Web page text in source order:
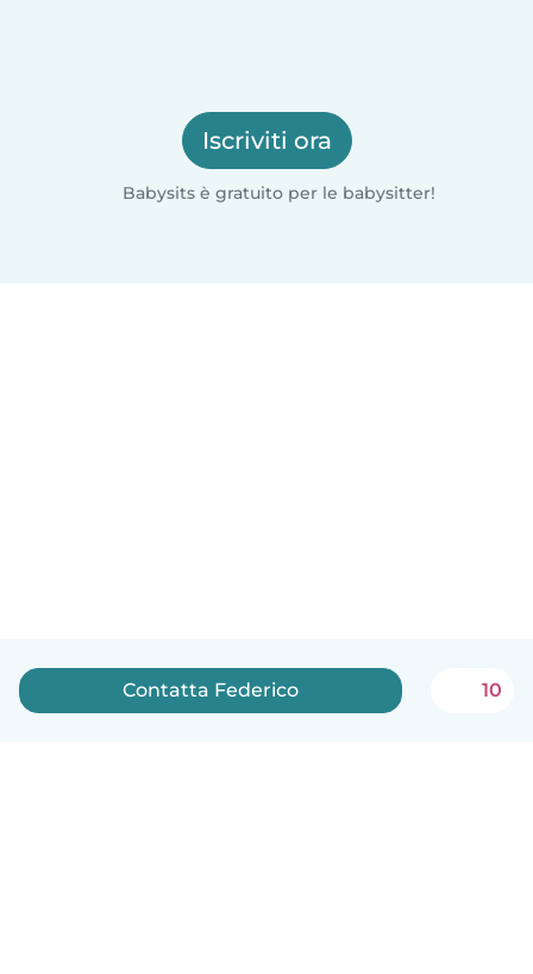
Iscriviti ora
Babysits è gratuito per le babysitter!
Contatta Federico 10